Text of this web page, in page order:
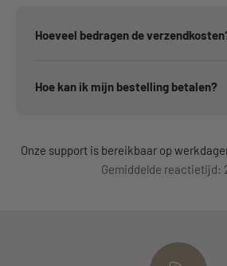
Hoeveel bedragen de
Hoe kan ik mijn bestelling betalen?
Onze support is bereikbaar op
Gemiddelde reactietijd: